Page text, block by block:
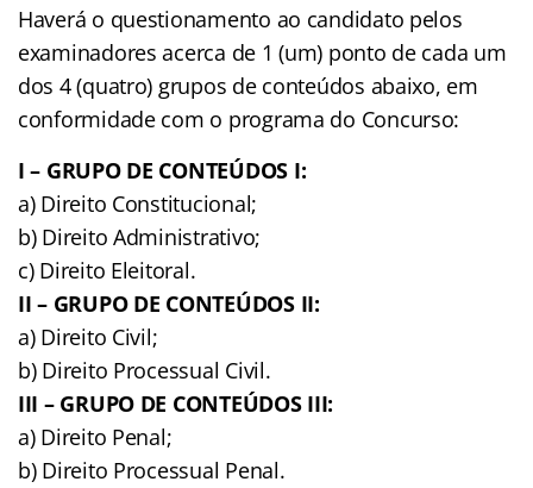
Haverá o questionamento ao candidato pelos
examinadores acerca de 1 (um) ponto de cada um
dos 4 (quatro) grupos de conteúdos abaixo, em
conformidade com o programa do Concurso:
I – GRUPO DE CONTEÚDOS I:
a) Direito Constitucional;
b) Direito Administrativo;
c) Direito Eleitoral.
II – GRUPO DE CONTEÚDOS II:
a) Direito Civil;
b) Direito Processual Civil.
III – GRUPO DE CONTEÚDOS III:
a) Direito Penal;
b) Direito Processual Penal.